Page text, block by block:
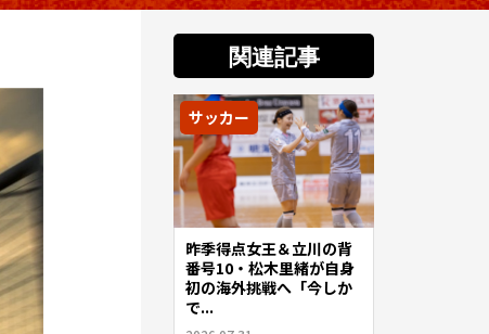
関連記事
サッカー
昨季得点女王＆立川の背
番号10・松木里緒が自身
初の海外挑戦へ「今しか
で...